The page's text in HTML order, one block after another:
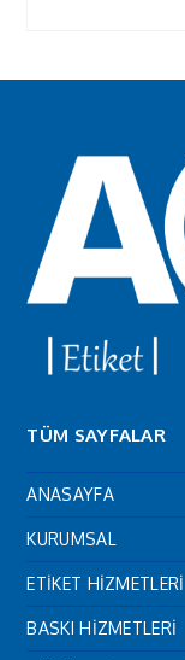
TÜM SAYFALAR
ANASAYFA
KURUMSAL
ETİKET HİZMETLERİ
BASKI HİZMETLERİ